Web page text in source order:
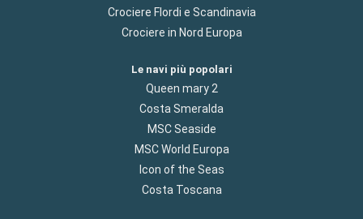
Crociere Flordi e Scandinavia
Crociere in Nord Europa
Le navi più popolari
Queen mary 2
Costa Smeralda
MSC Seaside
MSC World Europa
Icon of the Seas
Costa Toscana